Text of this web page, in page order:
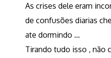
As crises dele eram
de confusões diarias
ate dormindo …
Tirando tudo isso , não